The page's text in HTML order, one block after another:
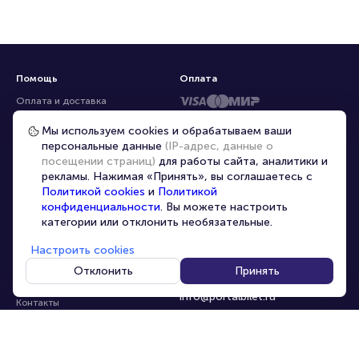
Помощь
Оплата и доставка
Частые вопросы
Перепродажа билетов
Организаторам
Корпоративным клиентам
VIP-билеты
Персональные данные
О компании
Контакты
8-800-500-42-62
8-499-226-15-14
info@portalbilet.ru
С 10:00 до 21:00,
Оплата
Мы используем cookies и обрабатываем ваши
персональные данные (IP-адрес, данные о
посещении страниц) для работы сайта, аналитики и
рекламы. Нажимая «Принять», вы соглашаетесь с
Политикой cookies и Политикой
конфиденциальности. Вы можете настроить
категории или отклонить необязательные.
Настроить cookies
Отклонить
Принять